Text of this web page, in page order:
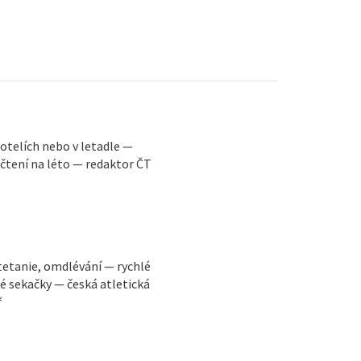
nebo v letadle —
na léto — redaktor ČT
omdlévání — rychlé
sekačky — česká atletická